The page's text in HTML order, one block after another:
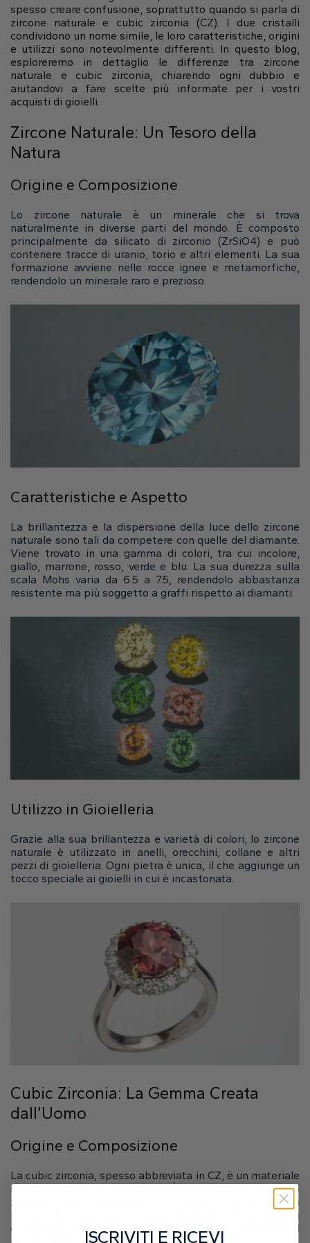
Solitario Pavè Halo
Halo Nascosto Trilogy
Forma del diamante
Goccia Radiant
Princess Marquise Asscher
Carta regalo digitale
Scopri di più
Tipo di diamante
Anello con diamante
Pendente con diamante
Ovale Radiant Goccia
Cuore
Pendenti
Anelli
Acquista tutto
Scopri di più
Visualizza sulla mappa Direzione
Orari di Apertura
Dal Lunedì al Venerdì
9:00 - 13:00
Sabato
Domenica (Chiuso)
Le forme dei diamanti
Fluorescenza dei diamanti
Fedi nuziali
Cura dei Gioielli
Gift Card
Carta regalo digitale
Scopri di più
spesso creare confusione, soprattutto quando si parla di
zircone naturale e cubic zirconia (CZ). I due cristalli
condividono un nome simile, le loro caratteristiche, origini
e utilizzi sono notevolmente differenti. In questo blog,
esploreremo in dettaglio le differenze tra zircone
naturale e cubic zirconia, chiarendo ogni dubbio e
aiutandovi a fare scelte più informate per i vostri
acquisti di gioielli.
Zircone Naturale: Un Tesoro della
Natura
Origine e Composizione
Lo zircone naturale è un minerale che si trova
naturalmente in diverse parti del mondo. È composto
principalmente da silicato di zirconio (ZrSiO4) e può
contenere tracce di uranio, torio e altri elementi. La sua
formazione avviene nelle rocce ignee e metamorfiche,
rendendolo un minerale raro e prezioso.
Caratteristiche e Aspetto
La brillantezza e la dispersione della luce dello zircone
naturale sono tali da competere con quelle del diamante.
Viene trovato in una gamma di colori, tra cui incolore,
giallo, marrone, rosso, verde e blu. La sua durezza sulla
scala Mohs varia da 6.5 a 7.5, rendendolo abbastanza
resistente ma più soggetto a graffi rispetto ai diamanti.
Utilizzo in Gioielleria
Grazie alla sua brillantezza e varietà di colori, lo zircone
naturale è utilizzato in anelli, orecchini, collane e altri
pezzi di gioielleria. Ogni pietra è unica, il che aggiunge un
tocco speciale ai gioielli in cui è incastonata.
Cubic Zirconia: La Gemma Creata
dall’Uomo
Origine e Composizione
La cubic zirconia, spesso abbreviata in CZ, è un materiale
sintetico creato in laboratorio. È composta da ossido di
zirconio (ZrO2) stabilizzato con ossido di ittrio. La sua
produzione industriale è iniziata negli anni ’70 e da allora
è diventata una delle gemme sintetiche più popolari nel
ISCRIVITI E RICEVI